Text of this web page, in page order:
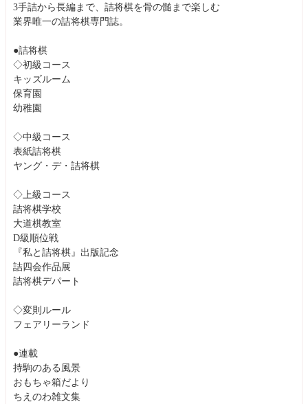
3手詰から長編まで、詰将棋を骨の髄まで楽しむ
業界唯一の詰将棋専門誌。
●詰将棋
◇初級コース
キッズルーム
保育園
幼稚園
◇中級コース
表紙詰将棋
ヤング・デ・詰将棋
◇上級コース
詰将棋学校
大道棋教室
D級順位戦
『私と詰将棋』出版記念
詰四会作品展
詰将棋デパート
◇変則ルール
フェアリーランド
●連載
持駒のある風景
おもちゃ箱だより
ちえのわ雑文集